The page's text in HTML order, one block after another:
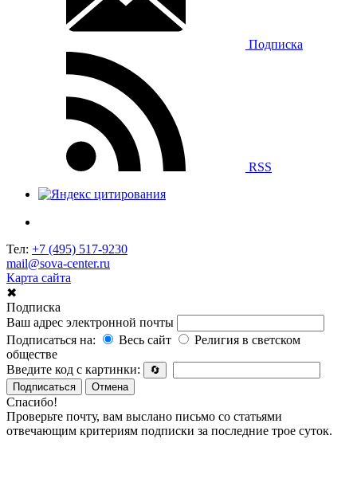
Подписка
RSS
Тел: +7 (495) 517-9230
mail@sova-center.ru
Карта сайта
✖
Подписка
Ваш адрес электронной почты
Подписаться на:
Весь сайт
Религия в светском
обществе
Введите код с картинки:
🔄
Подписаться
Отмена
Спасибо!
Проверьте почту, вам выслано письмо со статьями
отвечающим критериям подписки за последние трое суток.